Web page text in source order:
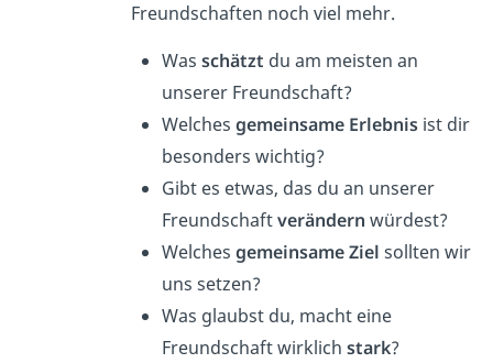
Freundschaften noch viel mehr.
Was schätzt du am meisten an
unserer Freundschaft?
Welches gemeinsame Erlebnisist dir
besonders wichtig?
Gibt es etwas, das du an unserer
Freundschaftverändern würdest?
Welches gemeinsame Ziel sollten wir
uns setzen?
Was glaubst du, macht eine
Freundschaft wirklich stark?